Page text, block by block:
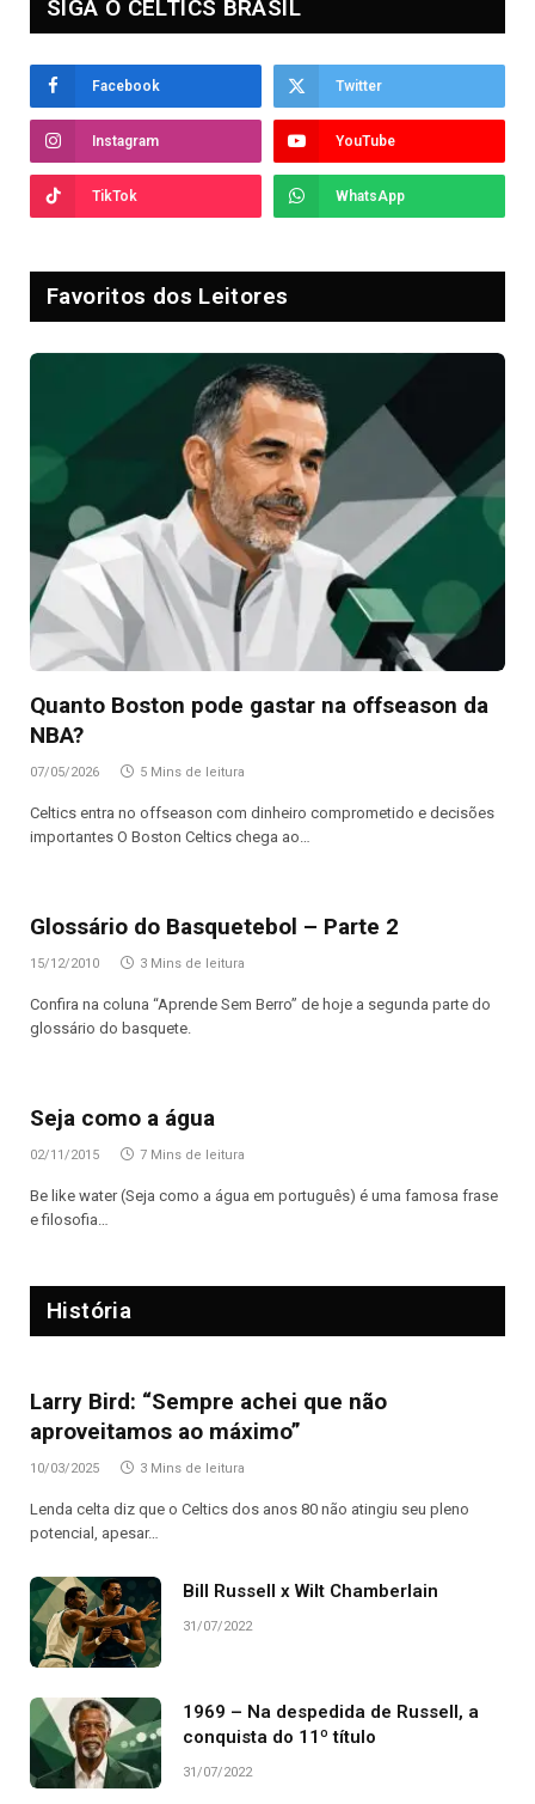
SIGA O CELTICS BRASIL
Facebook Twitter
Instagram YouTube
TikTok WhatsApp
Favoritos dos Leitores
Quanto Boston pode gastar na offseason da
NBA?
07/05/2026 5 Mins de leitura
Celtics entra no offseason com dinheiro comprometido e decisões
importantes O Boston Celtics chega ao…
Glossário do Basquetebol – Parte 2
15/12/2010 3 Mins de leitura
Confira na coluna “Aprende Sem Berro” de hoje a segunda parte do
glossário do basquete.
Seja como a água
02/11/2015 7 Mins de leitura
Be like water (Seja como a água em português) é uma famosa frase
e filosofia…
História
Larry Bird: “Sempre achei que não
aproveitamos ao máximo”
10/03/2025 3 Mins de leitura
Lenda celta diz que o Celtics dos anos 80 não atingiu seu pleno
potencial, apesar…
Bill Russell x Wilt Chamberlain
31/07/2022
1969 – Na despedida de Russell, a
conquista do 11º título
31/07/2022